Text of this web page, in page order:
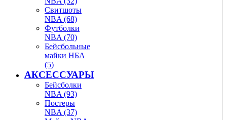
Свитшоты
NBA (68)
Футболки
NBA (70)
Бейсбольные
майки НБА
(5)
АКСЕССУАРЫ
Бейсболки
NBA (93)
Постеры
NBA (37)